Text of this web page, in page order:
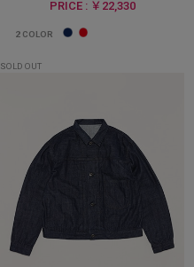
PRICE : ￥22,330
2COLOR
SOLD OUT